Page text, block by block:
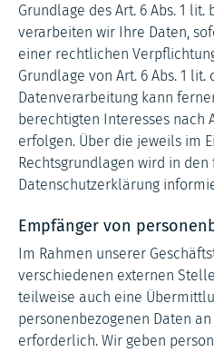
Grundlage des Art. 6 Abs. 1 lit.
verarbeiten wir Ihre Daten,
einer rechtlichen
Grundlage von Art. 6 Abs. 1 lit.
Datenverarbeitung kann
berechtigten Interesses nach
erfolgen. Über die jeweils im
Rechtsgrundlagen wird in
Datenschutzerklärung
Empfänger von
Im Rahmen unserer
verschiedenen externen
teilweise auch eine
personenbezogenen Daten
erforderlich. Wir geben